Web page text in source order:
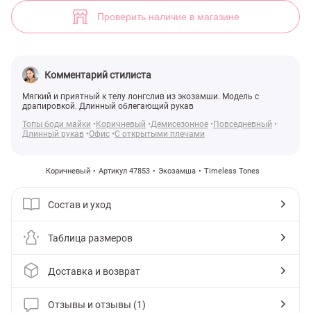
Проверить наличие в магазине
Комментарий стилиста
Мягкий и приятный к телу лонгслив из экозамши. Модель с
драпировкой. Длинный облегающий рукав
Топы боди майки
Коричневый Демисезонное
Повседневный
Длинный рукав Офис С открытыми плечами
Коричневый Артикул 47853 Экозамша Timeless Tones
Состав и уход
Таблица размеров
Доставка и возврат
Отзывы и отзывы (1)
Коричневый лонгслив из экозамши (арт. 47853) ♡ интернет-